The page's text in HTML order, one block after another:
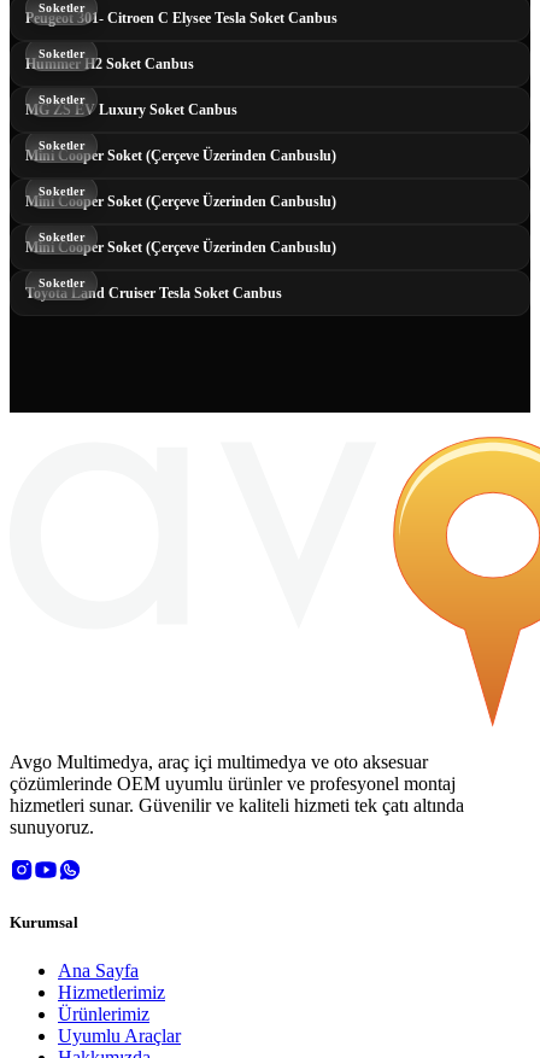
Peugeot 301- Citroen C Elysee Tesla Soket Canbus
Soketler
Hummer H2 Soket Canbus
Soketler
MG ZS EV Luxury Soket Canbus
Soketler
Mini Cooper Soket (Çerçeve Üzerinden Canbuslu)
Soketler
Mini Cooper Soket (Çerçeve Üzerinden Canbuslu)
Soketler
Mini Cooper Soket (Çerçeve Üzerinden Canbuslu)
Soketler
Toyota Land Cruiser Tesla Soket Canbus
Soketler
Avgo Multimedya, araç içi multimedya ve oto aksesuar
çözümlerinde OEM uyumlu ürünler ve profesyonel montaj
hizmetleri sunar. Güvenilir ve kaliteli hizmeti tek çatı altında
sunuyoruz.
Kurumsal
Ana Sayfa
Hizmetlerimiz
Ürünlerimiz
Uyumlu Araçlar